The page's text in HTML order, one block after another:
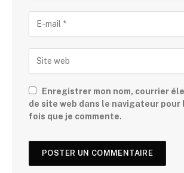
Enregistrer mon nom, courrier
de site web dans le navigateur pour
fois que je commente.